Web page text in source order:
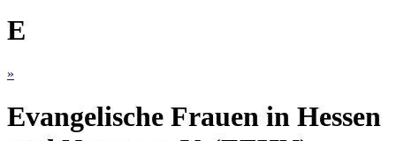
E
»
Evangelische Frauen in Hessen